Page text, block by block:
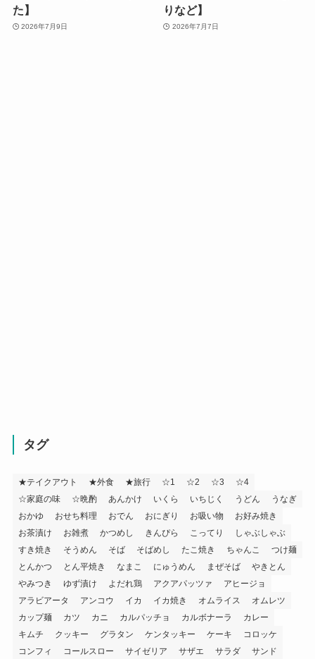
た】
2026年7月9日
りなど】
2026年7月7日
タグ
★テイクアウト ★外食 ★旅行 ☆1 ☆2 ☆3
☆4
☆家庭の味
☆晩酌 あんかけ いくら いちじく うどん
うなぎ
おかゆ
おせち料理 おでん おにぎり お吸い物
お好み焼き
お茶漬け
お雑煮 かつめし きんぴら こってり
しゃぶしゃぶ
すき焼き
そうめん そば そばめし たこ焼き ちゃんこ
つけ麺
とんかつ
とん平焼き なまこ にゅうめん まぜそば
やきとん
やみつき
ゆず漬け よだれ鶏 アクアパッツァ
アヒージョ
アラビアータ
アンコウ イカ イカ焼き オムライス
オムレツ
カップ麺
カツ カニ カルパッチョ カルボナーラ
カレー
キムチ
クッキー グラタン ケンタッキー ケーキ
コロッケ
コンフィ
コールスロー サイゼリア サザエ サラダ サンド